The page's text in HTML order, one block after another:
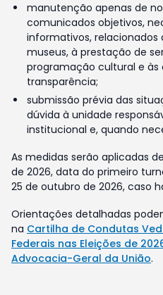
manutenção apenas de
comunicados objetivos,
informativos,
museus, à prestação de
programação cultural e às
transparência;
submissão prévia das
dúvida à unidade
institucional e, quando
As medidas serão aplicadas
de 2026, data do primeiro
25 de outubro de 2026, caso
Orientações detalhadas
na Cartilha de Condutas
Federais nas Eleições de
Advocacia-Geral da União.